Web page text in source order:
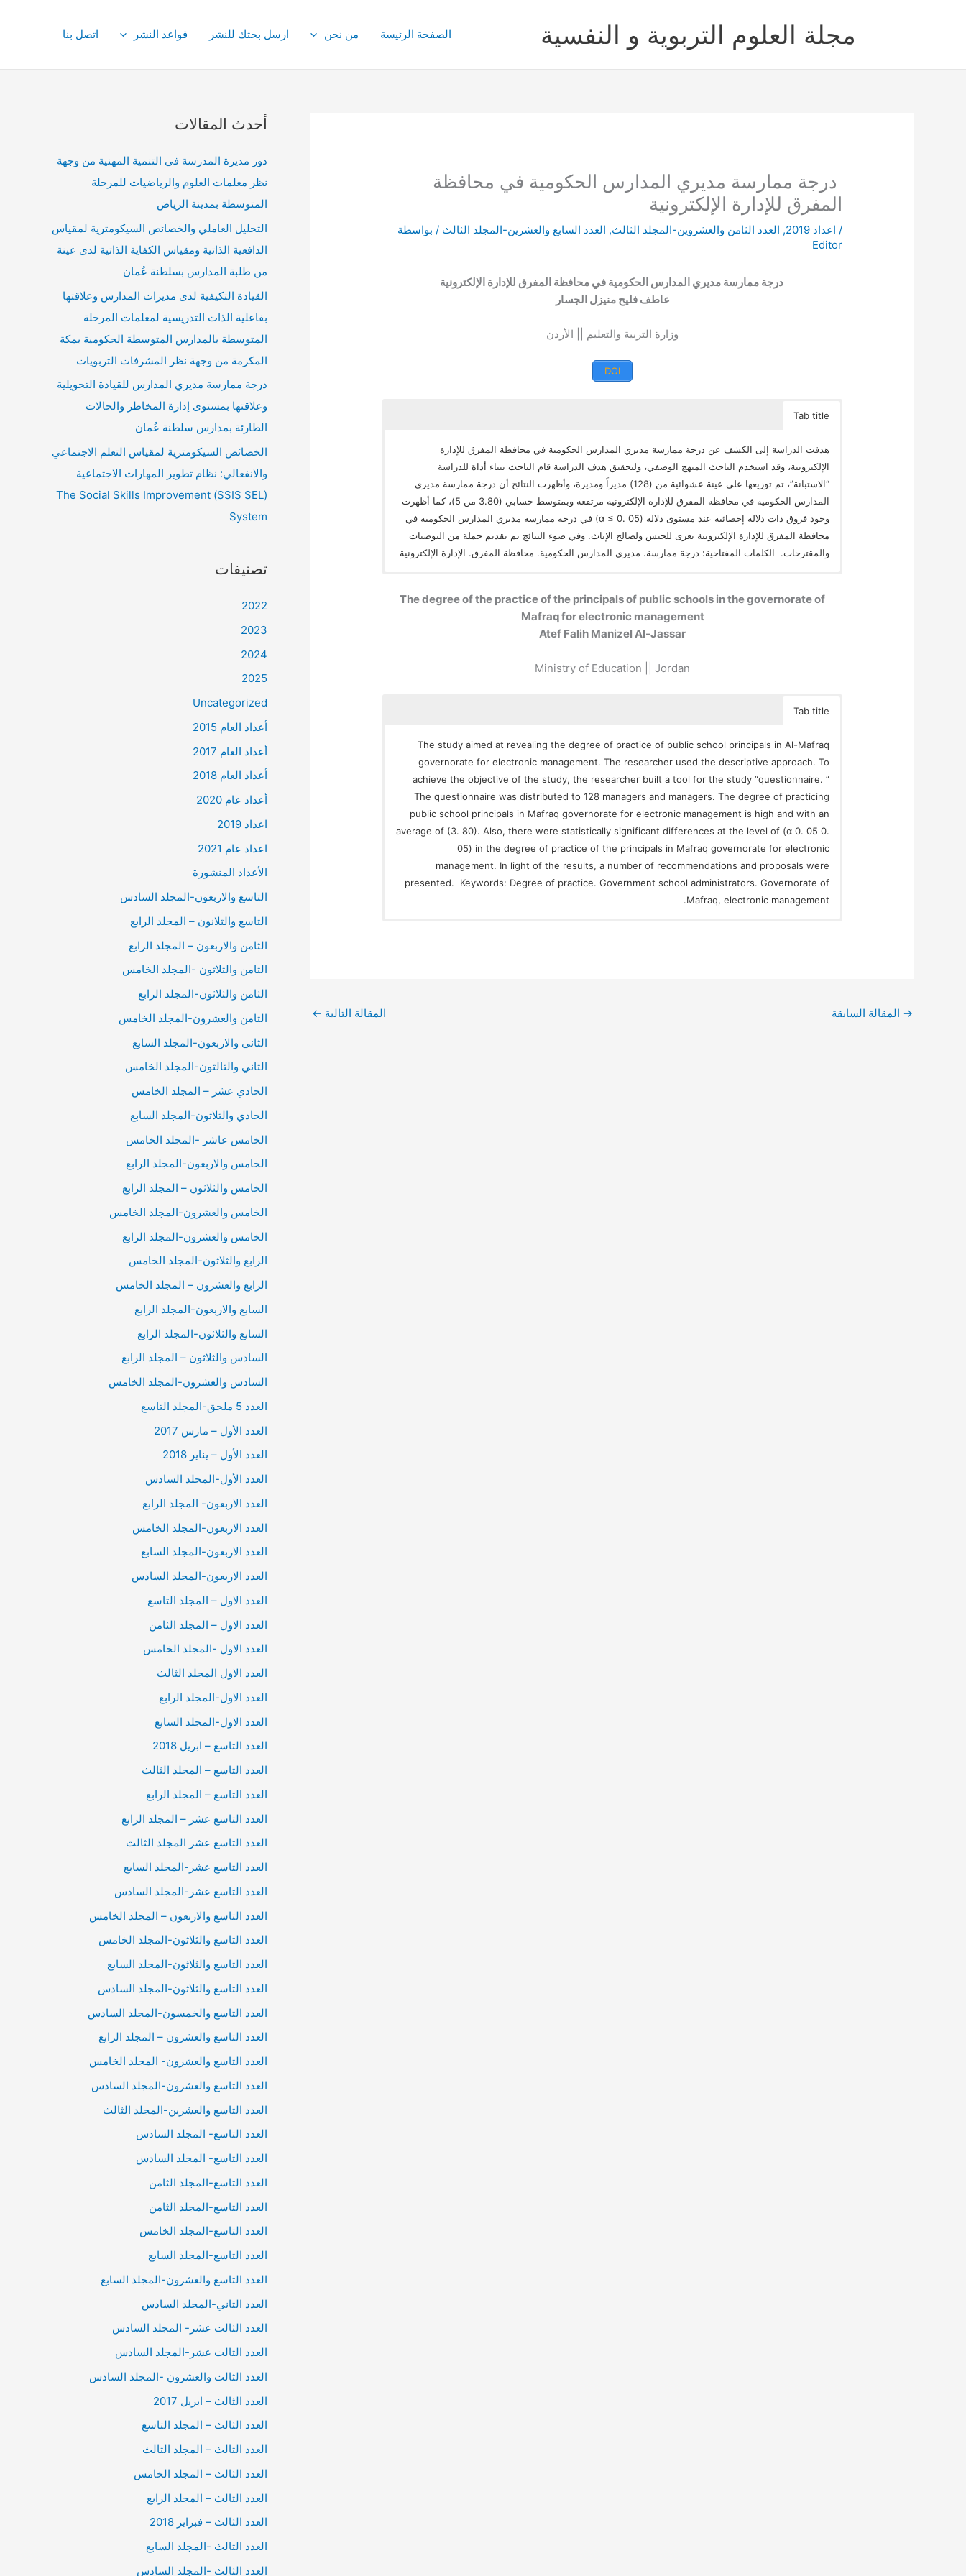
مجلة العلوم التربوية و النفسية الصفحة الرئيسة من نحن ارسل بحثك للنشر قواعد النشر اتصل بنا
درجة ممارسة مديري المدارس الحكومية في محافظة
المفرق للإدارة الإلكترونية
/ اعداد 2019 , العدد الثامن والعشروين-المجلد الثالث, العدد السابع والعشرين-المجلد الثالث / بواسطة
Editor
درجة ممارسة مديري المدارس الحكومية في محافظة المفرق للإدارة الإلكترونية
عاطف فليح منيزل الجسار
وزارة التربية والتعليم || الأردن
DOI
Tab title
هدفت الدراسة إلى الكشف عن درجة ممارسة مديري المدارس الحكومية في محافظة المفرق للإدارة
الإلكترونية، وقد استخدم الباحث المنهج الوصفي، ولتحقيق هدف الدراسة قام الباحث ببناء أداة للدراسة
“الاستبانة”، تم توزيعها على عينة عشوائية من (128) مديراً ومديرة، وأظهرت النتائج أن درجة ممارسة مديري
المدارس الحكومية في محافظة المفرق للإدارة الإلكترونية مرتفعة وبمتوسط حسابي (3.80 من 5)، كما أظهرت
وجود فروق ذات دلالة إحصائية عند مستوى دلالة (α ≤ 0. 05) في درجة ممارسة مديري المدارس الحكومية في
محافظة المفرق للإدارة الإلكترونية تعزى للجنس ولصالح الإناث. وفي ضوء النتائج تم تقديم جملة من التوصيات
والمقترحات. الكلمات المفتاحية: درجة ممارسة. مديري المدارس الحكومية. محافظة المفرق. الإدارة الإلكترونية
The degree of the practice of the principals of public schools in the governorate of
Mafraq for electronic management
Atef Falih Manizel Al-Jassar
Ministry of Education || Jordan
Tab title
The study aimed at revealing the degree of practice of public school principals in Al-Mafraq
governorate for electronic management. The researcher used the descriptive approach. To
achieve the objective of the study, the researcher built a tool for the study “questionnaire. ”
The questionnaire was distributed to 128 managers and managers. The degree of practicing
public school principals in Mafraq governorate for electronic management is high and with an
average of (3. 80). Also, there were statistically significant differences at the level of (α 0. 05 0.
05) in the degree of practice of the principals in Mafraq governorate for electronic
management. In light of the results, a number of recommendations and proposals were
presented. Keywords: Degree of practice. Government school administrators. Governorate of
Mafraq, electronic management.
→ المقالة السابقة المقالة التالية ←
أحدث المقالات
دور مديرة المدرسة في التنمية المهنية من وجهة
نظر معلمات العلوم والرياضيات للمرحلة
المتوسطة بمدينة الرياض
التحليل العاملي والخصائص السيكومترية لمقياس
الدافعية الذاتية ومقياس الكفاية الذاتية لدى عينة
من طلبة المدارس بسلطنة عُمان
القيادة التكيفية لدى مديرات المدارس وعلاقتها
بفاعلية الذات التدريسية لمعلمات المرحلة
المتوسطة بالمدارس المتوسطة الحكومية بمكة
المكرمة من وجهة نظر المشرفات التربويات
درجة ممارسة مديري المدارس للقيادة التحويلية
وعلاقتها بمستوى إدارة المخاطر والحالات
الطارئة بمدارس سلطنة عُمان
الخصائص السيكومترية لمقياس التعلم الاجتماعي
والانفعالي: نظام تطوير المهارات الاجتماعية
(SSIS SEL) The Social Skills Improvement
System
تصنيفات
2022
2023
2024
2025
Uncategorized
أعداد العام 2015
أعداد العام 2017
أعداد العام 2018
أعداد عام 2020
اعداد 2019
اعداد عام 2021
الأعداد المنشورة
التاسع والاربعون-المجلد السادس
التاسع والثلانون – المجلد الرابع
الثامن والاربعون – المجلد الرابع
الثامن والثلاثون -المجلد الخامس
الثامن والثلاثون-المجلد الرابع
الثامن والعشرون-المجلد الخامس
الثاني والاربعون-المجلد السابع
الثاني والثالثون-المجلد الخامس
الحادي عشر – المجلد الخامس
الحادي والثلاثون-المجلد السابع
الخامس عاشر -المجلد الخامس
الخامس والاربعون-المجلد الرابع
الخامس والثلاثون – المجلد الرابع
الخامس والعشرون-المجلد الخامس
الخامس والعشرون-المجلد الرابع
الرابع والثلاثون-المجلد الخامس
الرابع والعشرون – المجلد الخامس
السابع والاربعون-المجلد الرابع
السابع والثلاثون-المجلد الرابع
السادس والثلاثون – المجلد الرابع
السادس والعشرون-المجلد الخامس
العدد 5 ملحق-المجلد التاسع
العدد الأول – مارس 2017
العدد الأول – يناير 2018
العدد الأول-المجلد السادس
العدد الاربعون- المجلد الرابع
العدد الاربعون-المجلد الخامس
العدد الاربعون-المجلد السابع
العدد الاربعون-المجلد السادس
العدد الاول – المجلد التاسع
العدد الاول – المجلد الثامن
العدد الاول -المجلد الخامس
العدد الاول المجلد الثالث
العدد الاول-المجلد الرابع
العدد الاول-المجلد السابع
العدد التاسع – ابريل 2018
العدد التاسع – المجلد الثالث
العدد التاسع – المجلد الرابع
العدد التاسع عشر – المجلد الرابع
العدد التاسع عشر المجلد الثالث
العدد التاسع عشر-المجلد السابع
العدد التاسع عشر-المجلد السادس
العدد التاسع والاربعون – المجلد الخامس
العدد التاسع والثلاثون-المجلد الخامس
العدد التاسع والثلاثون-المجلد السابع
العدد التاسع والثلاثون-المجلد السادس
العدد التاسع والخمسون-المجلد السادس
العدد التاسع والعشرون – المجلد الرابع
العدد التاسع والعشرون- المجلد الخامس
العدد التاسع والعشرون-المجلد السادس
العدد التاسع والعشرين-المجلد الثالث
العدد التاسع- المجلد السادس
العدد التاسع- المجلد السادس
العدد التاسع-المجلد الثامن
العدد التاسع-المجلد الثامن
العدد التاسع-المجلد الخامس
العدد التاسع-المجلد السابع
العدد التاسغ والعشرون-المجلد السابع
العدد التاني-المجلد السادس
العدد الثالت عشر- المجلد السادس
العدد الثالت عشر-المجلد السادس
العدد الثالت والعشرون -المجلد السادس
العدد الثالث – ابريل 2017
العدد الثالث – المجلد التاسع
العدد الثالث – المجلد الثالث
العدد الثالث – المجلد الخامس
العدد الثالث – المجلد الرابع
العدد الثالث – فبراير 2018
العدد الثالث -المجلد السابع
العدد الثالث -المجلد السادس